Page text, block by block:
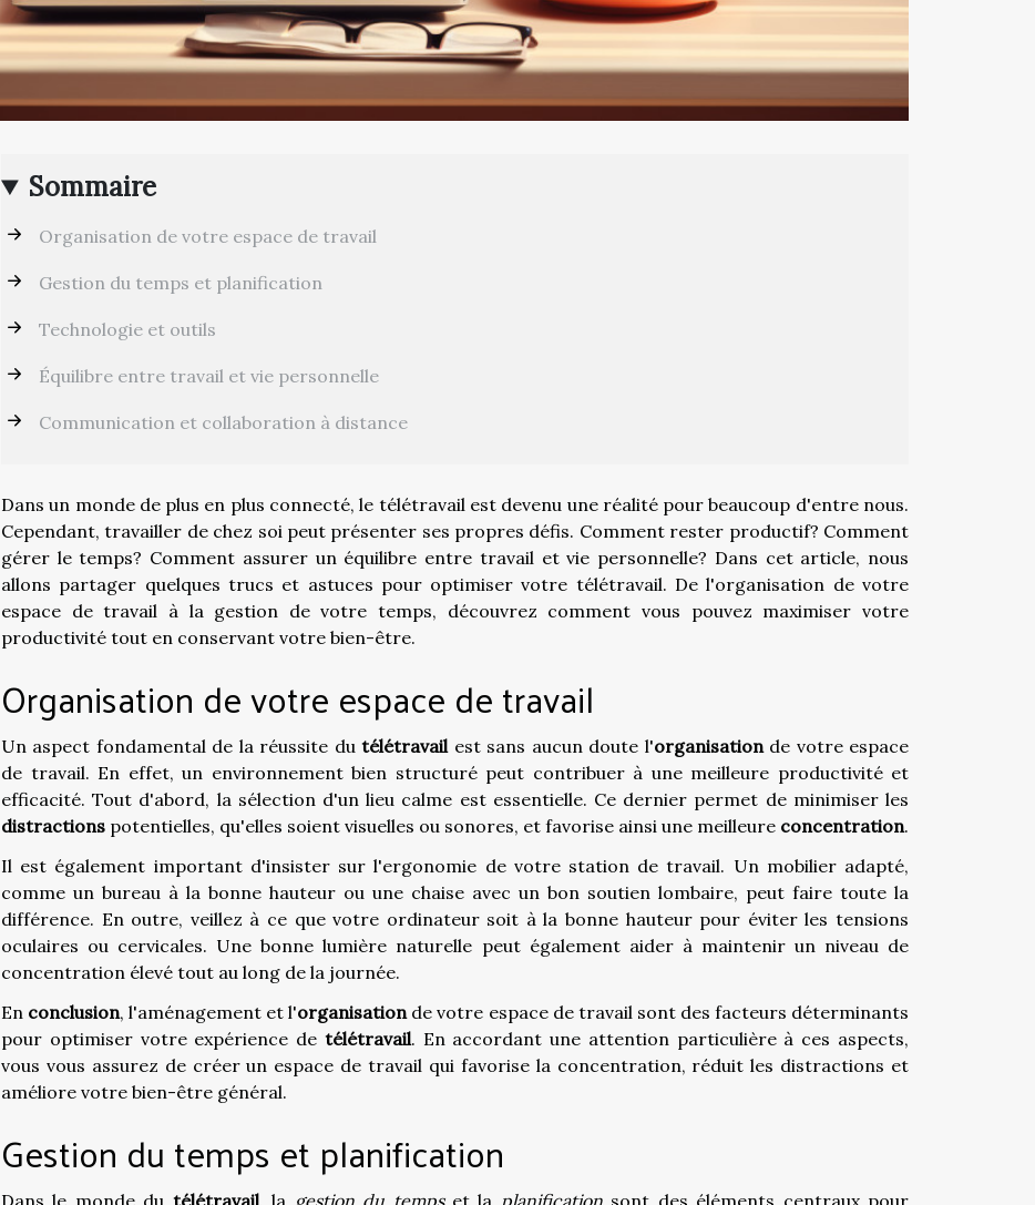
Sommaire
Organisation de votre espace de travail
Gestion du temps et planification
Technologie et outils
Équilibre entre travail et vie personnelle
Communication et collaboration à distance
Dans un monde de plus en plus connecté, le télétravail est devenu une réalité pour beaucoup d'entre nous.
Cependant, travailler de chez soi peut présenter ses propres défis. Comment rester productif? Comment
gérer le temps? Comment assurer un équilibre entre travail et vie personnelle? Dans cet article, nous
allons partager quelques trucs et astuces pour optimiser votre télétravail. De l'organisation de votre
espace de travail à la gestion de votre temps, découvrez comment vous pouvez maximiser votre
productivité tout en conservant votre bien-être.
Organisation de votre espace de travail
Un aspect fondamental de la réussite dutélétravailest sans aucun doute l'organisationde votre espace
de travail. En effet, un environnement bien structuré peut contribuer à une meilleure productivité et
efficacité. Tout d'abord, la sélection d'un lieu calme est essentielle. Ce dernier permet de minimiser les
distractions potentielles, qu'elles soient visuelles ou sonores, et favorise ainsi une meilleure concentration.
Il est également important d'insister sur l'ergonomie de votre station de travail. Un mobilier adapté,
comme un bureau à la bonne hauteur ou une chaise avec un bon soutien lombaire, peut faire toute la
différence. En outre, veillez à ce que votre ordinateur soit à la bonne hauteur pour éviter les tensions
oculaires ou cervicales. Une bonne lumière naturelle peut également aider à maintenir un niveau de
concentration élevé tout au long de la journée.
En conclusion, l'aménagement et l'organisationde votre espace de travail sont des facteurs déterminants
pour optimiser votre expérience de télétravail. En accordant une attention particulière à ces aspects,
vous vous assurez de créer un espace de travail qui favorise la concentration, réduit les distractions et
améliore votre bien-être général.
Gestion du temps et planification